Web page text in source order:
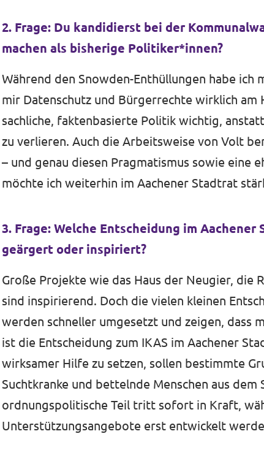
2. Frage: Du kandidierst bei der
machen als bisherige Politiker*innen?
Während den Snowden-Enthüllungen habe ich
mir Datenschutz und Bürgerrechte wirklich am
sachliche, faktenbasierte Politik wichtig,
zu verlieren. Auch die Arbeitsweise von Volt
– und genau diesen Pragmatismus sowie eine
möchte ich weiterhin im Aachener Stadtrat
3. Frage: Welche Entscheidung im
geärgert oder inspiriert?
Große Projekte wie das Haus der Neugier, die
sind inspirierend. Doch die vielen kleinen
werden schneller umgesetzt und zeigen, dass
ist die Entscheidung zum IKAS im Aachener
wirksamer Hilfe zu setzen, sollen bestimmte
Suchtkranke und bettelnde Menschen aus
ordnungspolitische Teil tritt sofort in Kraft,
Unterstützungsangebote erst entwickelt